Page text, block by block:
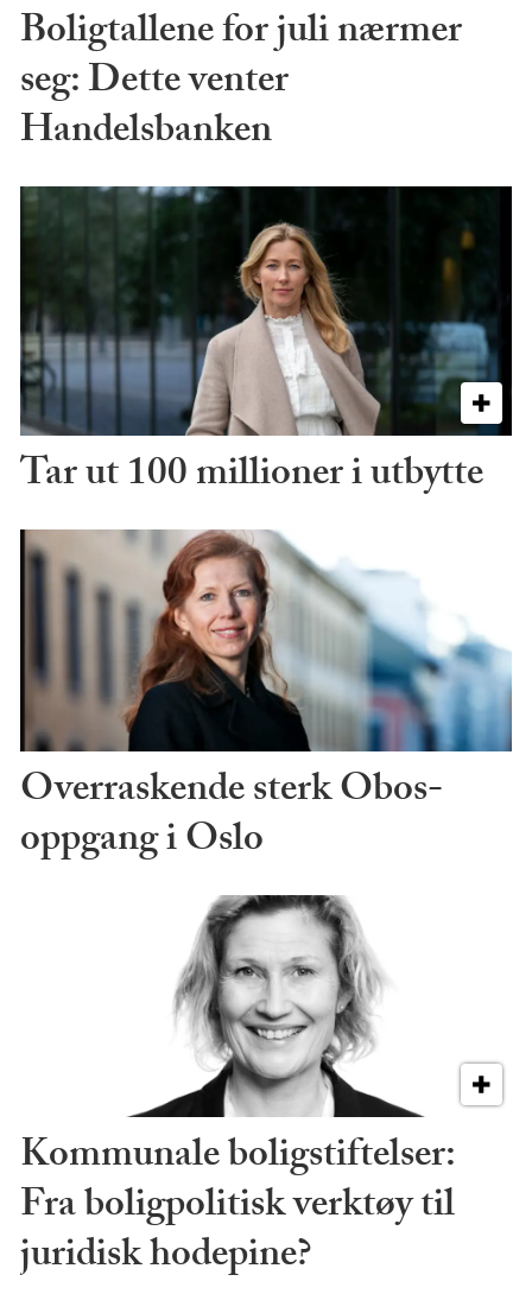
Boligtallene for juli nærmer
seg: Dette venter
Handelsbanken
Tar ut 100 millioner i utbytte
Overraskende sterk Obos-
oppgang i Oslo
Kommunale boligstiftelser:
Fra boligpolitisk verktøy til
juridisk hodepine?